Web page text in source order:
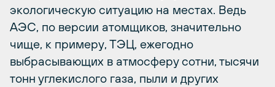
экологическую ситуацию на местах. Ведь
АЭС, по версии атомщиков, значительно
чище, к примеру, ТЭЦ, ежегодно
выбрасывающих в атмосферу сотни, тысячи
тонн углекислого газа, пыли и других